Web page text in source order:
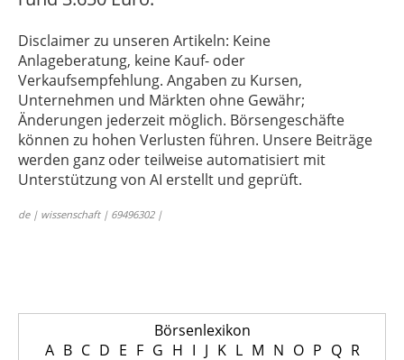
Disclaimer zu unseren Artikeln: Keine
Anlageberatung, keine Kauf- oder
Verkaufsempfehlung. Angaben zu Kursen,
Unternehmen und Märkten ohne Gewähr;
Änderungen jederzeit möglich. Börsengeschäfte
können zu hohen Verlusten führen. Unsere Beiträge
werden ganz oder teilweise automatisiert mit
Unterstützung von AI erstellt und geprüft.
de | wissenschaft | 69496302 |
Börsenlexikon
A B C D E F G H I J K L M N O P Q R